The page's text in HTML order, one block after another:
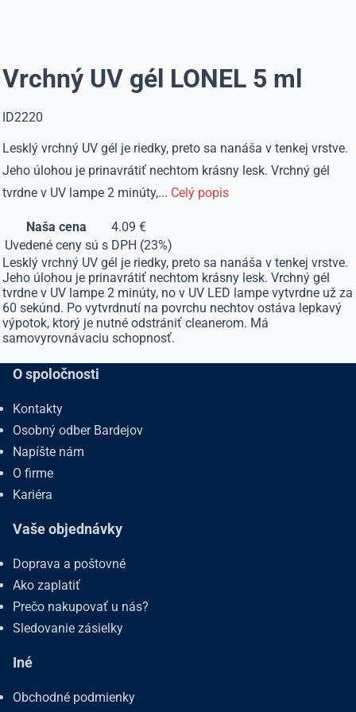
Vrchný UV gél LONEL 5 ml
ID2220
Lesklý vrchný UV gél je riedky, preto sa nanáša v tenkej vrstve.
Jeho úlohou je prinavrátiť nechtom krásny lesk. Vrchný gél
tvrdne v UV lampe 2 minúty,... Celý popis
Naša cena
4.09 €
Uvedené ceny sú s DPH (23%)
Lesklý vrchný UV gél je riedky, preto sa nanáša v tenkej vrstve.
Jeho úlohou je prinavrátiť nechtom krásny lesk. Vrchný gél
tvrdne v UV lampe 2 minúty, no v UV LED lampe vytvrdne už za
60 sekúnd. Po vytvrdnutí na povrchu nechtov ostáva lepkavý
výpotok, ktorý je nutné odstrániť cleanerom. Má
samovyrovnávaciu schopnosť.
O spoločnosti
Kontakty
Osobný odber Bardejov
Napíšte nám
O firme
Kariéra
Vaše objednávky
Doprava a poštovné
Ako zaplatiť
Prečo nakupovať u nás?
Sledovanie zásielky
Iné
Obchodné podmienky